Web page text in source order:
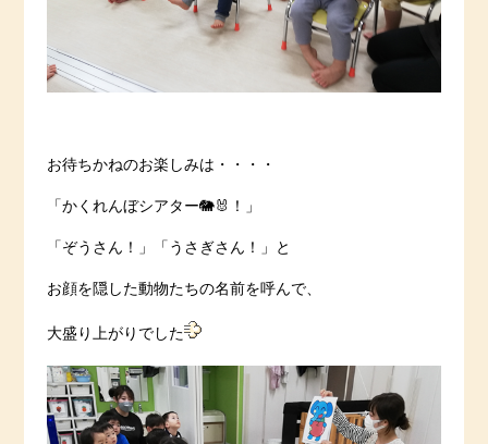
お待ちかねのお楽しみは・・・・
「かくれんぼシアター🐘🐰！」
「ぞうさん！」「うさぎさん！」と
お顔を隠した動物たちの名前を呼んで、
大盛り上がりでした